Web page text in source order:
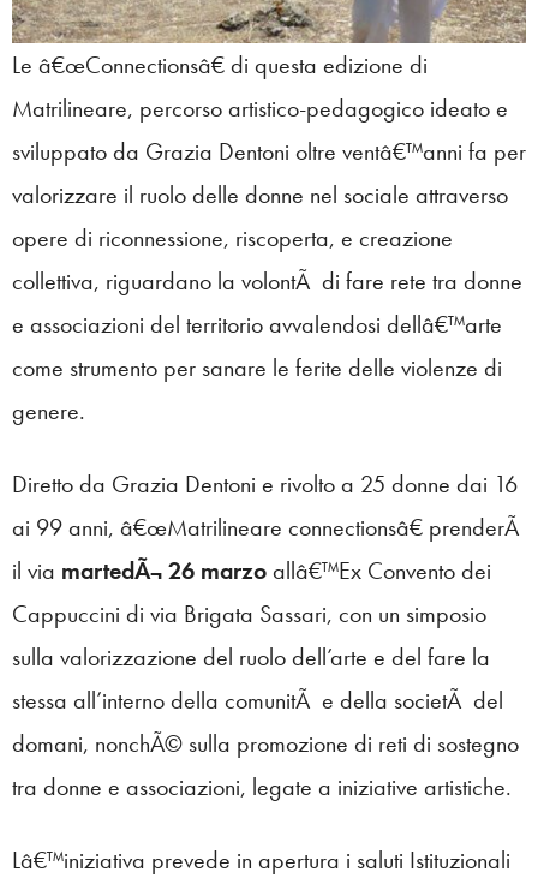
Le â€œConnectionsâ€ di questa edizione di
Matrilineare, percorso artistico-pedagogico ideato e
sviluppato da Grazia Dentoni oltre ventâ€™anni fa per
valorizzare il ruolo delle donne nel sociale attraverso
opere di riconnessione, riscoperta, e creazione
collettiva, riguardano la volontÃ di fare rete tra donne
e associazioni del territorio avvalendosi dellâ€™arte
come strumento per sanare le ferite delle violenze di
genere.
Diretto da Grazia Dentoni e rivolto a 25 donne dai 16
ai 99 anni, â€œMatrilineare connectionsâ€ prenderÃ
il via martedÃ¬ 26 marzoallâ€™Ex Convento dei
Cappuccini di via Brigata Sassari, con un simposio
sulla valorizzazione del ruolo dell’arte e del fare la
stessa all’interno della comunitÃ e della societÃ del
domani, nonchÃ© sulla promozione di reti di sostegno
tra donne e associazioni, legate a iniziative artistiche.
Lâ€™iniziativa prevede in apertura i saluti Istituzionali